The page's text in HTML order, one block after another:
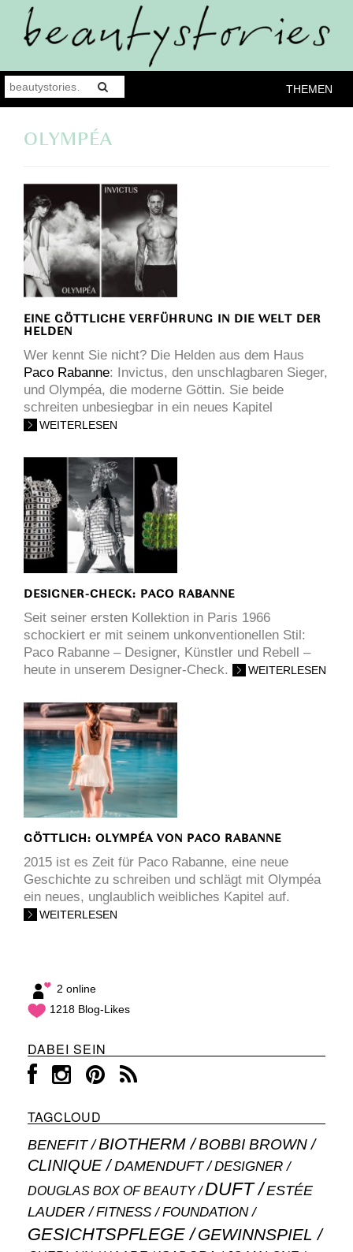
THEMEN
OLYMPÉA
EINE GÖTTLICHE VERFÜHRUNG IN DIE WELT DER
HELDEN
Wer kennt Sie nicht? Die Helden aus dem Haus
Paco Rabanne: Invictus, den unschlagbaren Sieger,
und Olympéa, die moderne Göttin. Sie beide
schreiten unbesiegbar in ein neues Kapitel
WEITERLESEN
DESIGNER-CHECK: PACO RABANNE
Seit seiner ersten Kollektion in Paris 1966
schockiert er mit seinem unkonventionellen Stil:
Paco Rabanne – Designer, Künstler und Rebell –
heute in unserem Designer-Check.
WEITERLESEN
GÖTTLICH: OLYMPÉA VON PACO RABANNE
2015 ist es Zeit für Paco Rabanne, eine neue
Geschichte zu schreiben und schlägt mit Olympéa
ein neues, unglaublich weibliches Kapitel auf.
WEITERLESEN
2 online
1218 Blog-Likes
DABEI SEIN
TAGCLOUD
BENEFIT BIOTHERM BOBBI BROWN
CLINIQUE DAMENDUFT DESIGNER
DOUGLAS BOX OF BEAUTY DUFT
ESTÉE
LAUDER
FITNESS FOUNDATION
GESICHTSPFLEGE GEWINNSPIEL